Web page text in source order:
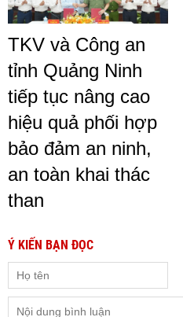
TKV và Công an
tỉnh Quảng Ninh
tiếp tục nâng cao
hiệu quả phối hợp
bảo đảm an ninh,
an toàn khai thác
than
Ý KIẾN BẠN ĐỌC